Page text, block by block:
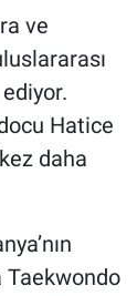
ve
Hatice
daha